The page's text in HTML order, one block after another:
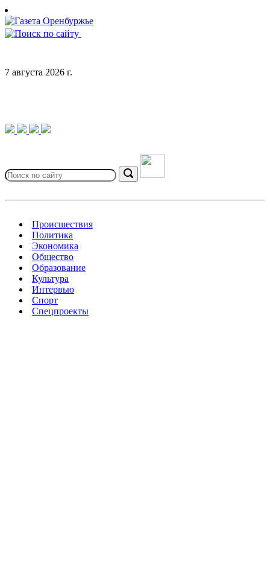
Skip
to
content
7 августа 2026 г.
for:
Search
Происшествия
Политика
Экономика
Общество
Образование
Культура
Интервью
Спорт
Спецпроекты